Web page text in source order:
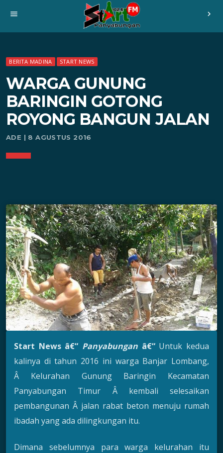
menu chevron_right
BERITA MADINA START NEWS
WARGA GUNUNG
BARINGIN GOTONG
ROYONG BANGUN JALAN
ADE | 8 AGUSTUS 2016
Start News â€“ Panyabungan â€“ Untuk kedua
kalinya di tahun 2016 ini warga Banjar Lombang,
Â Kelurahan Gunung Baringin Kecamatan
Panyabungan Timur Â kembali selesaikan
pembangunan Â jalan rabat beton menuju rumah
ibadah yang ada dilingkungan itu.
Dimana sebelumnya para warga kelurahan itu